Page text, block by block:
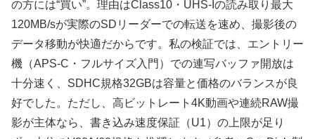
の方には“買い”。理由はClass10・UHS-Iの読み取り最大
120MB/sが実際のSDリーダーでの転送を速め、撮影後の
データ移動が快適だからです。私の検証では、エントリー
機（APS-C・フルサイズ入門）での連写バッファ開放は
十分速く、SDHC規格32GBは容量と価格のバランスが良
好でした。ただし、高ビットレート4K動画や連続RAW撮
影が主体なら、書き込み速度保証（U1）の上限が足り